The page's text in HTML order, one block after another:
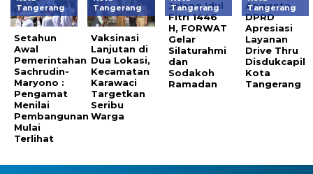
Tangerang
Setahun
Awal
Pemerintahan
Sachrudin-
Maryono :
Pengamat
Menilai
Pembangunan
Mulai
Terlihat
Tangerang
Vaksinasi
Lanjutan di
Dua Lokasi,
Kecamatan
Karawaci
Targetkan
Seribu
Warga
Tangerang
Jelang Idul
Fitri 1446
H, FORWAT
Gelar
Silaturahmi
dan
Sodakoh
Ramadan
Tangerang
Anggota
DPRD
Apresiasi
Layanan
Drive Thru
Disdukcapil
Kota
Tangerang